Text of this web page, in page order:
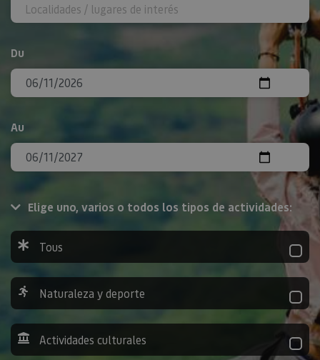
Du
Au
Elige uno, varios o todos los tipos de actividades:
Tous
Naturaleza y deporte
Actividades culturales